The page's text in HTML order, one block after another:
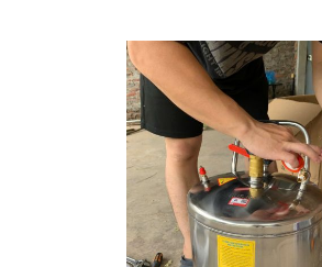
8–10 bar, hút mạnh mẽ, xử lý nhanh
Ø350 mm, thành chắn cao ngăn văng
(800–1 000 mm) dễ dàng để phù hợp với
50 L, 80 L,...), có vạch báo mực dầu, dễ
trong, dễ quan sát lượng thu hồi.
bánh xe công nghiệp xoay 360° có